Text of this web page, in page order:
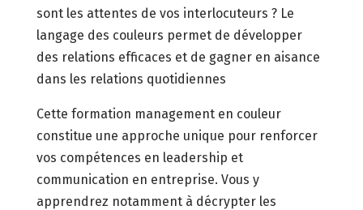
sont les attentes de vos interlocuteurs ? Le
langage des couleurs permet de développer
des relations efficaces et de gagner en aisance
dans les relations quotidiennes
Cette formation management en couleur
constitue une approche unique pour renforcer
vos compétences en leadership et
communication en entreprise. Vous y
apprendrez notamment à décrypter les